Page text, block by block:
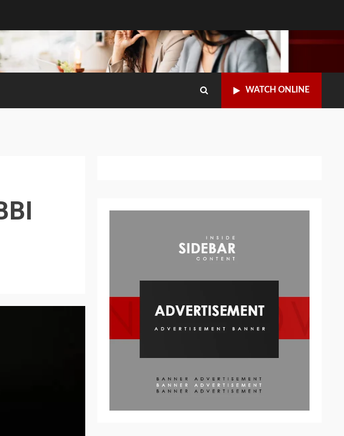
WATCH ONLINE